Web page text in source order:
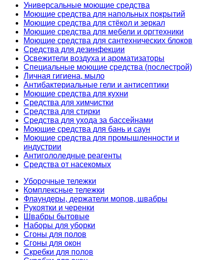
Универсальные моющие средства
Моющие средства для напольных покрытий
Моющие средства для стёкол и зеркал
Моющие средства для мебели и оргтехники
Моющие средства для сантехнических блоков
Средства для дезинфекции
Освежители воздуха и ароматизаторы
Специальные моющие средства (послестрой)
Личная гигиена, мыло
Антибактериальные гели и антисептики
Моющие средства для кухни
Средства для химчистки
Средства для стирки
Средства для ухода за бассейнами
Моющие средства для бань и саун
Моющие средства для промышленности и
индустрии
Антигололедные реагенты
Средства от насекомых
Уборочные тележки
Комплексные тележки
Флаундеры, держатели мопов, швабры
Рукоятки и черенки
Швабры бытовые
Наборы для уборки
Сгоны для полов
Сгоны для окон
Скребки для полов